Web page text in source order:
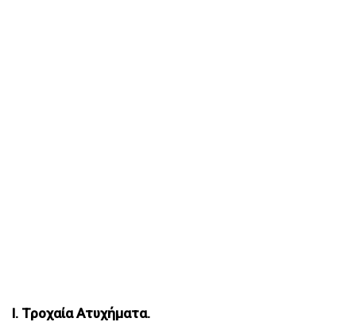
Ι. Τροχαία Ατυχήματα.